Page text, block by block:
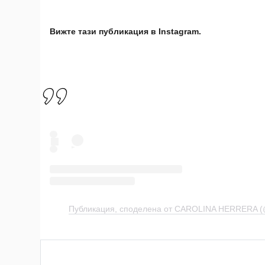
Вижте тази публикация в Instagram.
Публикация, споделена от CAROLINA HERRERA